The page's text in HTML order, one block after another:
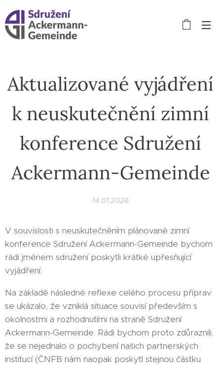
Aktualizované vyjádření
k neuskutečnění zimní
konference Sdružení
Ackermann-Gemeinde
14.01.2026
V souvislosti s neuskutečněním plánované zimní
konference Sdružení Ackermann-Gemeinde bychom
rádi jménem sdružení poskytli krátké upřesňující
vyjádření.
Na základě následné reflexe celého procesu příprav
se ukázalo, že vzniklá situace souvisí především s
okolnostmi a rozhodnutími na straně Sdružení
Ackermann-Gemeinde. Rádi bychom proto zdůraznili,
že se nejednalo o pochybení našich partnerských
institucí (ČNFB nám naopak poskytl stejnou částku